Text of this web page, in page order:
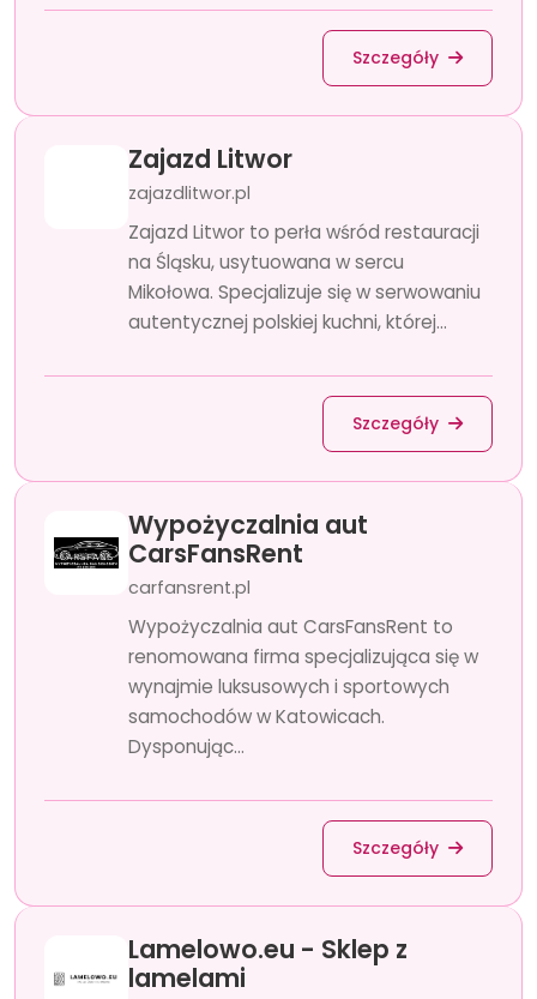
Szczegóły
Zajazd Litwor
zajazdlitwor.pl
Zajazd Litwor to perła wśród restauracji
na Śląsku, usytuowana w sercu
Mikołowa. Specjalizuje się w serwowaniu
autentycznej polskiej kuchni, której...
Szczegóły
Wypożyczalnia aut
CarsFansRent
carfansrent.pl
Wypożyczalnia aut CarsFansRent to
renomowana firma specjalizująca się w
wynajmie luksusowych i sportowych
samochodów w Katowicach.
Dysponując...
Szczegóły
Lamelowo.eu - Sklep z
lamelami